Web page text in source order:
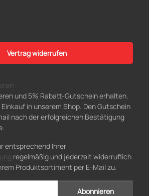
Vertrag widerrufen
und 5% Rabatt-Gutschein erhalten.
in unserem Shop. Den Gutschein
nach der erfolgreichen Bestätigung
entsprechend Ihrer
regelmäßig und jederzeit widerruflich
Produktsortiment per E-Mail zu.
Abonnieren